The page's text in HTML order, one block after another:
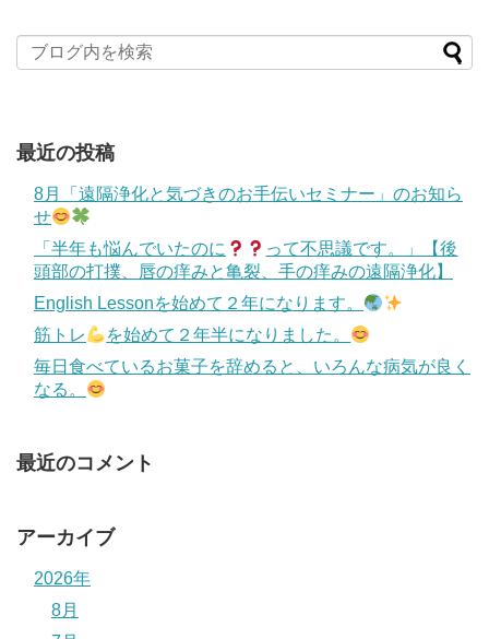
最近の投稿
8月「遠隔浄化と気づきのお手伝いセミナー」のお知ら
せ
「半年も悩んでいたのに
って不思議です。」【後
頭部の打撲、唇の痒みと亀裂、手の痒みの遠隔浄化】
English Lessonを始めて２年になります。
筋トレ
を始めて２年半になりました。
毎日食べているお菓子を辞めると、いろんな病気が良く
なる。
最近のコメント
アーカイブ
2026年
8月